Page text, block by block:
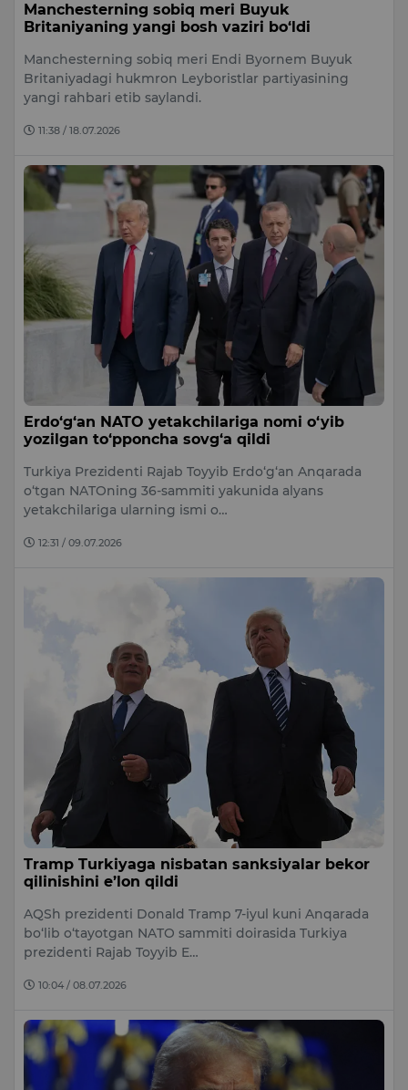
Manchesterning sobiq meri Buyuk
Britaniyaning yangi bosh vaziri bo‘ldi
Manchesterning sobiq meri Endi Byornem Buyuk
Britaniyadagi hukmron Leyboristlar partiyasining
yangi rahbari etib saylandi.
11:38 / 18.07.2026
Erdo‘g‘an NATO yetakchilariga nomi o‘yib
yozilgan to‘pponcha sovg‘a qildi
Turkiya Prezidenti Rajab Toyyib Erdo‘g‘an Anqarada
o‘tgan NATOning 36-sammiti yakunida alyans
yetakchilariga ularning ismi o…
12:31 / 09.07.2026
Tramp Turkiyaga nisbatan sanksiyalar bekor
qilinishini e’lon qildi
AQSh prezidenti Donald Tramp 7-iyul kuni Anqarada
bo‘lib o‘tayotgan NATO sammiti doirasida Turkiya
prezidenti Rajab Toyyib E…
10:04 / 08.07.2026